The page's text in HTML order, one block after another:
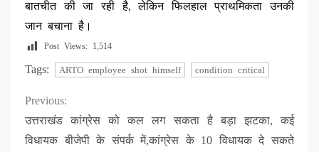
बातचीत की जा रही है, लेकिन फिलहाल प्राथमिकता उनकी
जान बचाना है।
Post Views: 1,514
Tags: ARTO employee shot himself condition critical
Continue
Reading
Previous:
उत्तराखंड कांग्रेस को कल लग सकता है बड़ा झटका, कई
विधायक बीजेपी के संपर्क में,कांग्रेस के 10 विधायक दे सकते